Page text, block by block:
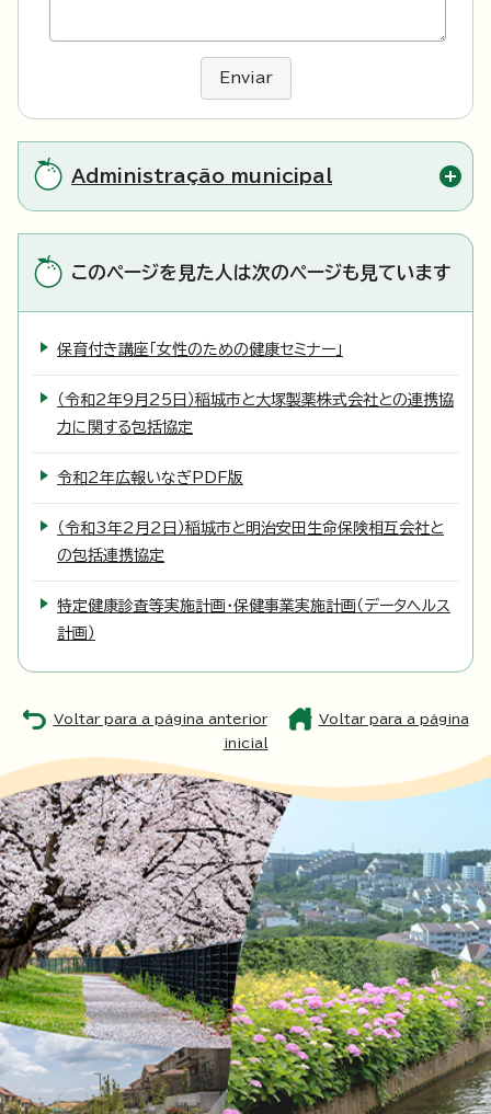
Enviar
Administração municipal
このページを見た人は次のページも見ています
保育付き講座「女性のための健康セミナー」
（令和2年9月25日）稲城市と大塚製薬株式会社との連携協
力に関する包括協定
令和2年広報いなぎPDF版
（令和3年2月2日）稲城市と明治安田生命保険相互会社と
の包括連携協定
特定健康診査等実施計画・保健事業実施計画（データヘルス
計画）
Voltar para a página anterior
Voltar para a página
inicial